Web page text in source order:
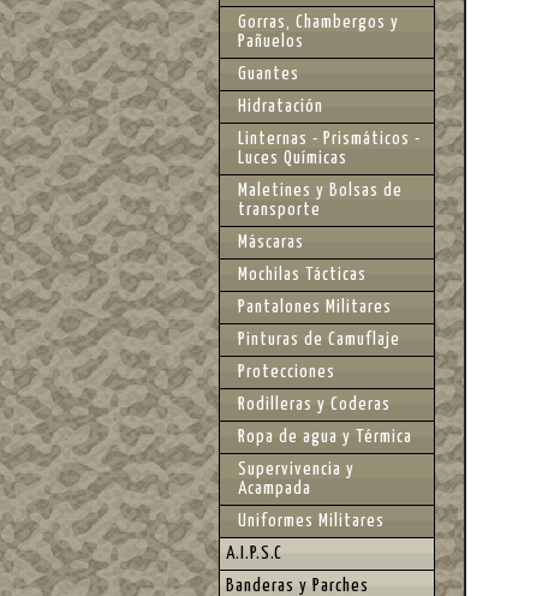
Gorras, Chambergos y
Pañuelos
Guantes
Hidratación
Linternas - Prismáticos -
Luces Químicas
Maletines y Bolsas de
transporte
Máscaras
Mochilas Tácticas
Pantalones Militares
Pinturas de Camuflaje
Protecciones
Rodilleras y Coderas
Ropa de agua y Térmica
Supervivencia y
Acampada
Uniformes Militares
A.I.P.S.C
Banderas y Parches